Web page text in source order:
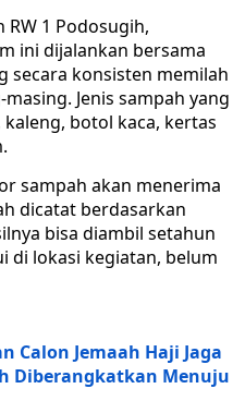
RW 1 Podosugih,
ini dijalankan bersama
secara konsisten memilah
Jenis sampah yang
botol kaca, kertas
sampah akan menerima
dicatat berdasarkan
bisa diambil setahun
di lokasi kegiatan, belum
Calon Jemaah Haji Jaga
Diberangkatkan Menuju